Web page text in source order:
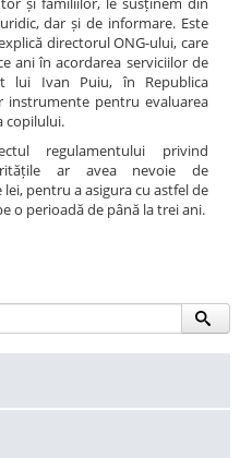
dar și de informare. Este
directorul ONG-ului, care
ani în acordarea serviciilor de
lui Ivan Puiu, în Republica
instrumente pentru evaluarea
copilului.
regulamentului privind
ar avea nevoie de
pentru a asigura cu astfel de
o perioadă de până la trei ani.